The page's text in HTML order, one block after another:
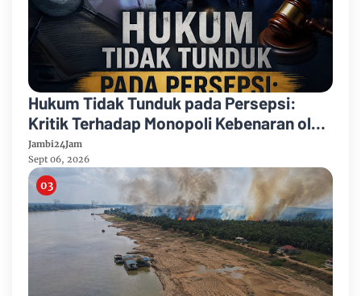
Hukum Tidak Tunduk pada Persepsi:
Kritik Terhadap Monopoli Kebenaran oleh
Media dan Aktivis
Jambi24Jam
Sept 06, 2026